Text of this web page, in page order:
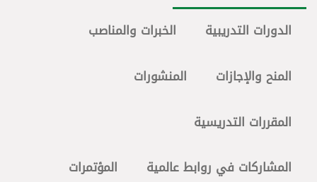
الدورات التدريبية الخبرات والمناصب
المنح والإجازات المنشورات
المقررات التدريسية
المشاركات في روابط عالمية المؤتمرات